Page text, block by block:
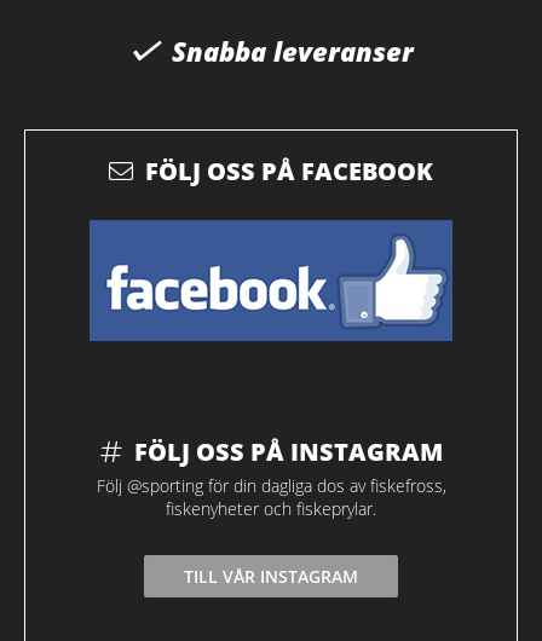
Snabba leveranser
FÖLJ OSS PÅ FACEBOOK
FÖLJ OSS PÅ INSTAGRAM
Följ @sporting för din dagliga dos av fiskefross,
fiskenyheter och fiskeprylar.
TILL VÅR INSTAGRAM